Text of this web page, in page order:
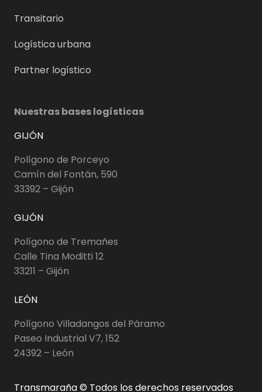
Transitario
Logística urbana
Partner logístico
Nuestras bases logísticas
GIJÓN
Polígono de Porceyo
Camín del Fontán, 590
33392 – Gijón
GIJÓN
Polígono de Tremañes
Calle Tina Moditti 12
33211 – Gijón
LEÓN
Polígono Villadangos del Páramo
Paseo Industrial V7, 152
24392 – León
Transmaraña © Todos los derechos reservados